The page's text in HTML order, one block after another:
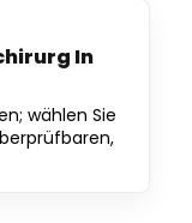
In
wählen Sie